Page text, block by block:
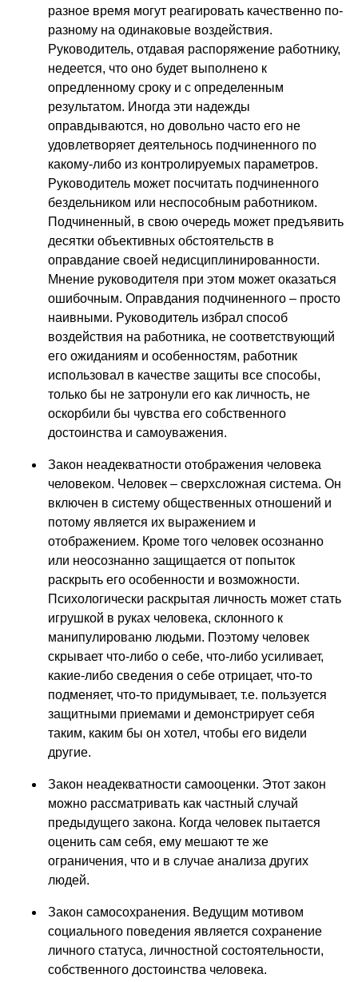
разное время могут реагировать качественно по-
разному на одинаковые воздействия.
Руководитель, отдавая распоряжение работнику,
недеется, что оно будет выполнено к
опредленному сроку и с определенным
результатом. Иногда эти надежды
оправдываются, но довольно часто его не
удовлетворяет деятельнось подчиненного по
какому-либо из контролируемых параметров.
Руководитель может посчитать подчиненного
бездельником или неспособным работником.
Подчиненный, в свою очередь может предъявить
десятки объективных обстоятельств в
оправдание своей недисциплинированности.
Мнение руководителя при этом может оказаться
ошибочным. Оправдания подчиненного – просто
наивными. Руководитель избрал способ
воздействия на работника, не соответствующий
его ожиданиям и особенностям, работник
использовал в качестве защиты все способы,
только бы не затронули его как личность, не
оскорбили бы чувства его собственного
достоинства и самоуважения.
Закон неадекватности отображения человека
человеком. Человек – сверхсложная система. Он
включен в систему общественных отношений и
потому является их выражением и
отображением. Кроме того человек осознанно
или неосознанно защищается от попыток
раскрыть его особенности и возможности.
Психологически раскрытая личность может стать
игрушкой в руках человека, склонного к
манипулированю людьми. Поэтому человек
скрывает что-либо о себе, что-либо усиливает,
какие-либо сведения о себе отрицает, что-то
подменяет, что-то придумывает, т.е. пользуется
защитными приемами и демонстрирует себя
таким, каким бы он хотел, чтобы его видели
другие.
Закон неадекватности самооценки. Этот закон
можно рассматривать как частный случай
предыдущего закона. Когда человек пытается
оценить сам себя, ему мешают те же
ограничения, что и в случае анализа других
людей.
Закон самосохранения. Ведущим мотивом
социального поведения является сохранение
личного статуса, личностной состоятельности,
собственного достоинства человека.